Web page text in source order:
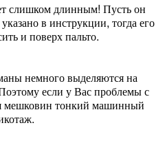
слишком длинным! Пусть он
в инструкции, тогда его
и поверх пальто.
немного выделяются на
если у Вас проблемы с
мешковин тонкий машинный